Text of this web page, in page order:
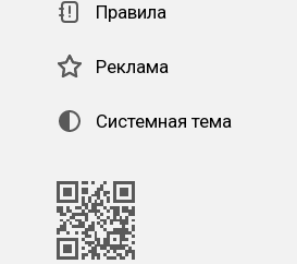
Правила
Реклама
Системная тема